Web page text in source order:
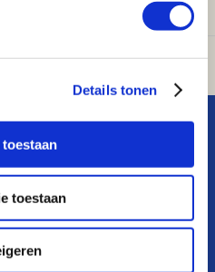
Details tonen
toestaanAlgemene
08055426 BTW nr:
Copyright Ⓒ 2026